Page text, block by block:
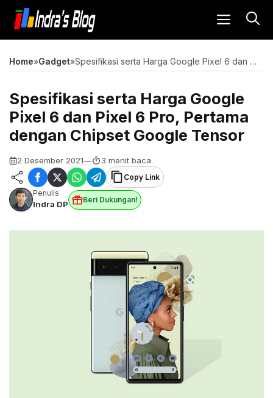
Langsung
isi
MENU
Home»Gadget» Spesifikasi serta Harga Google Pixel 6 dan Pixel 6 Pro, Pertama dengan Chipset Google Tensor
Spesifikasi serta Harga Google
Pixel 6 dan Pixel 6 Pro, Pertama
dengan Chipset Google Tensor
2 Desember 2021— 3 menit baca
Copy Link
Penulis
Indra DP Beri Dukungan!